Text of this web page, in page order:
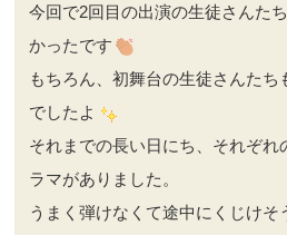
今回で2回目の出演の生徒さんた
かったです
もちろん、初舞台の生徒さんた
でしたよ
それまでの長い日にち、それぞれ
ラマがありました。
うまく弾けなくて途中にくじけそ